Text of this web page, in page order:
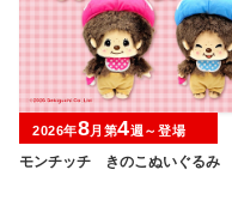
モンチッチ きのこぬいぐるみ
2026年8月第4週～登場